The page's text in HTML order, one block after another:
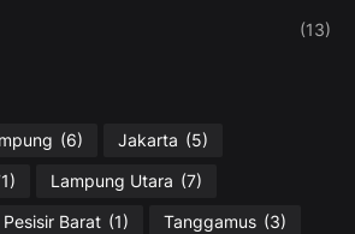
(13)
(6) Jakarta (5)
Lampung Utara (7)
Pesisir Barat (1) Tanggamus (3)